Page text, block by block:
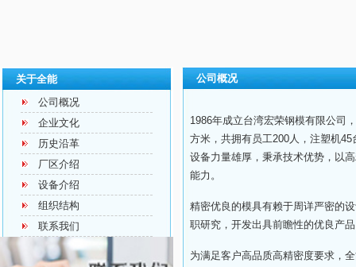
关于全能
公司概况
企业文化
历史沿革
厂区介绍
设备介绍
组织结构
联系我们
公司概况
1986年成立台湾宏荣钢模有限公司
方米，共拥有员工200人，注塑机
设备力量雄厚，秉承技术优势，以
能力。
精密优良的模具有赖于周详严密的
职研究，开发出具前瞻性的优良产
为满足客户高品质高精密度要求，